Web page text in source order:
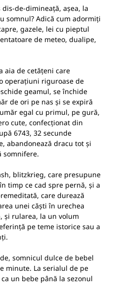
de-dimineață, așea, la
somnul? Adică cum adormiți
gazele, lei cu pieptul
de meteo, dualipe,
aia de cetățeni care
operațiuni riguroase de
geamul, se închide
de ori pe nas și se expiră
egal cu primul, pe gură,
cute, confecționat din
6743, 32 secunde
abandonează dracu tot și
somnifere.
blitzkrieg, care presupune
timp ce cad spre pernă, și a
care durează
unei căști în urechea
și rularea, la un volum
pe teme istorice sau a
somnicul dulce de bebel
minute. La serialul de pe
un bebe până la sezonul